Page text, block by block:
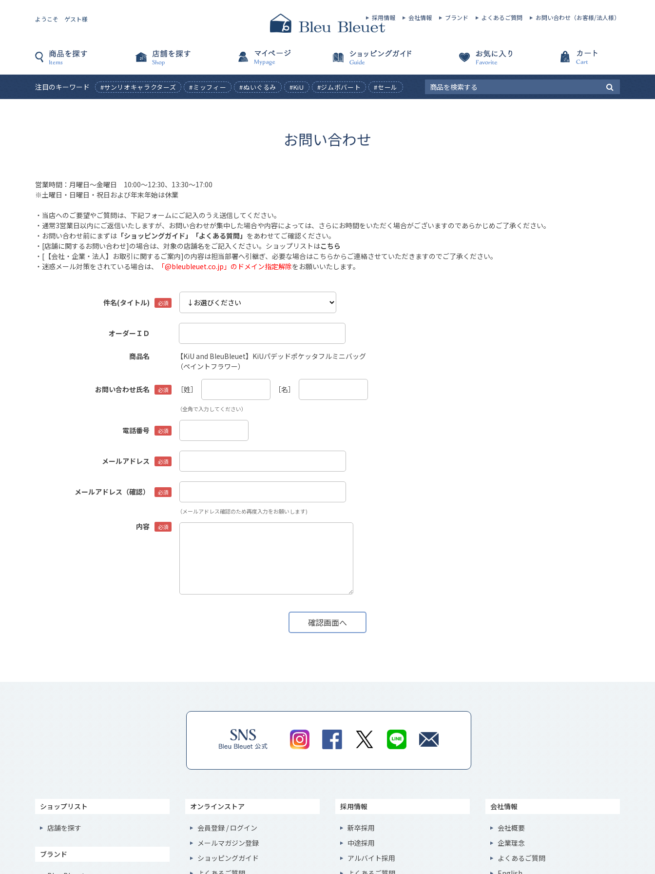
ようこそ ゲスト様 採用情報 会社情報 ブランド よくあるご質問 お問い合わせ（お客様/法人様）
注目のキーワード #サンリオキャラクターズ #ミッフィー #ぬいぐるみ #KiU #ジムボバート #セール
お問い合わせ
営業時間：月曜日〜金曜日 10:00〜12:30、13:30〜17:00
※土曜日・日曜日・祝日および年末年始は休業
・当店へのご要望やご質問は、下記フォームにご記入のうえ送信してください。
・通常3営業日以内にご返信いたしますが、お問い合わせが集中した場合や内容によっては、さらにお時間をいただく場合がございますのであらかじめご了承ください。
・お問い合わせ前にまずは 「ショッピングガイド」 「よくある質問」 をあわせてご確認ください。
・[店舗に関するお問い合わせ]の場合は、対象の店舗名をご記入ください。ショップリストはこちら
・[【会社・企業・法人】お取引に関するご案内]の内容は担当部署へ引継ぎ、必要な場合はこちらからご連絡させていただきますのでご了承ください。
・迷惑メール対策をされている場合は、
「@bleubleuet.co.jp」のドメイン指定解除をお願いいたします。
件名(タイトル)
オーダーＩＤ
商品名
【KiU and BleuBleuet】KiUパデッドポケッタフルミニバッグ
（ペイントフラワー）
お問い合わせ氏名 ［姓］ ［名］
（全角で入力してください）
電話番号
メールアドレス
メールアドレス（確認）
（メールアドレス確認のため再度入力をお願いします)
内容
ショップリスト
店舗を探す
ブランド
オンラインストア
会員登録 / ログイン
メールマガジン登録
ショッピングガイド
採用情報
新卒採用
中途採用
アルバイト採用
会社情報
会社概要
企業理念
よくあるご質問